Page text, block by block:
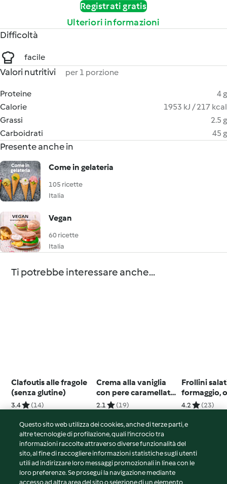
Registrati gratis
Ulteriori informazioni
Difficoltà
facile
Valori nutritivi per 1 porzione
Proteine
4 g
Calorie
1953 kJ / 217 kcal
Grassi
2.5 g
Carboidrati
45 g
Presente anche in
Come in gelateria
105 ricette
Italia
Vegan
60 ricette
Italia
Ti potrebbe interessare anche...
Clafoutis alle fragole
(senza glutine)
3.4 (14)
Crema alla vaniglia
con pere caramellate
(senza glutine)
2.1 (19)
Frollini
formaggio,
pomodori
4.2 (23)
© Copyright 2026
Termini del servizio
Questo sito web utilizza dei cookies, anche di terze parti, e
altre tecnologie di profilazione, quali l’incrocio tra
informazioni raccolte attraverso diverse funzionalità del
sito, al fine di raccogliere informazioni statistiche sugli utenti
utili ad indirizzare loro messaggi promozionali in linea con le
loro preferenze. Se prosegui la navigazione mediante
accesso ad altra area del sito o selezione di un elemento